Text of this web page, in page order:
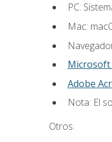
PC:
Mac:
Microsoft
Adobe
Nota: El
Otros: